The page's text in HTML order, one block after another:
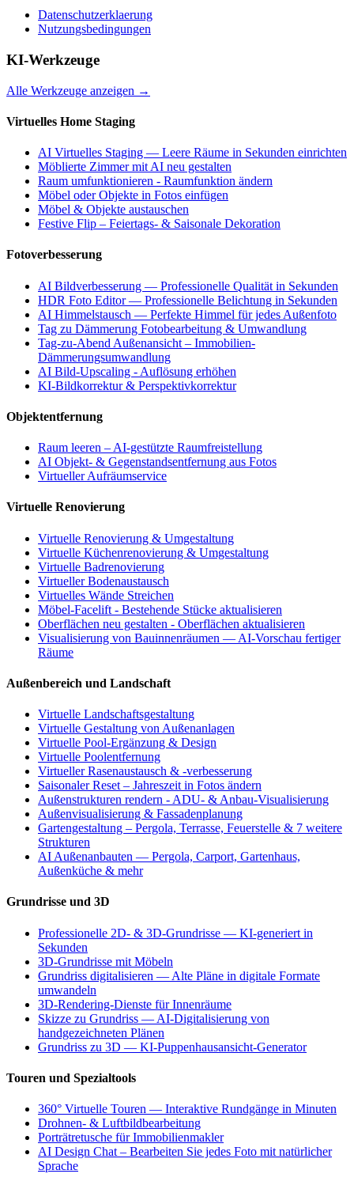
Datenschutzerklaerung
Nutzungsbedingungen
KI-Werkzeuge
Alle Werkzeuge anzeigen →
Virtuelles Home Staging
AI Virtuelles Staging — Leere Räume in Sekunden einrichten
Möblierte Zimmer mit AI neu gestalten
Raum umfunktionieren - Raumfunktion ändern
Möbel oder Objekte in Fotos einfügen
Möbel & Objekte austauschen
Festive Flip – Feiertags- & Saisonale Dekoration
Fotoverbesserung
AI Bildverbesserung — Professionelle Qualität in Sekunden
HDR Foto Editor — Professionelle Belichtung in Sekunden
AI Himmelstausch — Perfekte Himmel für jedes Außenfoto
Tag zu Dämmerung Fotobearbeitung & Umwandlung
Tag-zu-Abend Außenansicht – Immobilien-
Dämmerungsumwandlung
AI Bild-Upscaling - Auflösung erhöhen
KI-Bildkorrektur & Perspektivkorrektur
Objektentfernung
Raum leeren – AI-gestützte Raumfreistellung
AI Objekt- & Gegenstandsentfernung aus Fotos
Virtueller Aufräumservice
Virtuelle Renovierung
Virtuelle Renovierung & Umgestaltung
Virtuelle Küchenrenovierung & Umgestaltung
Virtuelle Badrenovierung
Virtueller Bodenaustausch
Virtuelles Wände Streichen
Möbel-Facelift - Bestehende Stücke aktualisieren
Oberflächen neu gestalten - Oberflächen aktualisieren
Visualisierung von Bauinnenräumen — AI-Vorschau fertiger
Räume
Außenbereich und Landschaft
Virtuelle Landschaftsgestaltung
Virtuelle Gestaltung von Außenanlagen
Virtuelle Pool-Ergänzung & Design
Virtuelle Poolentfernung
Virtueller Rasenaustausch & -verbesserung
Saisonaler Reset – Jahreszeit in Fotos ändern
Außenstrukturen rendern - ADU- & Anbau-Visualisierung
Außenvisualisierung & Fassadenplanung
Gartengestaltung – Pergola, Terrasse, Feuerstelle & 7 weitere
Strukturen
AI Außenanbauten — Pergola, Carport, Gartenhaus,
Außenküche & mehr
Grundrisse und 3D
Professionelle 2D- & 3D-Grundrisse — KI-generiert in
Sekunden
3D-Grundrisse mit Möbeln
Grundriss digitalisieren — Alte Pläne in digitale Formate
umwandeln
3D-Rendering-Dienste für Innenräume
Skizze zu Grundriss — AI-Digitalisierung von
handgezeichneten Plänen
Grundriss zu 3D — KI-Puppenhausansicht-Generator
Touren und Spezialtools
360° Virtuelle Touren — Interaktive Rundgänge in Minuten
Drohnen- & Luftbildbearbeitung
Porträtretusche für Immobilienmakler
AI Design Chat – Bearbeiten Sie jedes Foto mit natürlicher
Sprache